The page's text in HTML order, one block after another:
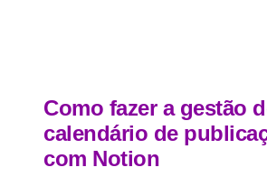
Como fazer a gestão
calendário de
com Notion